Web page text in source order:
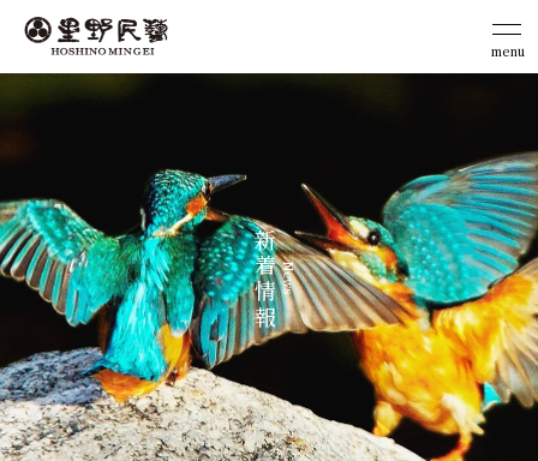
menu
close
News
新
着
情
報